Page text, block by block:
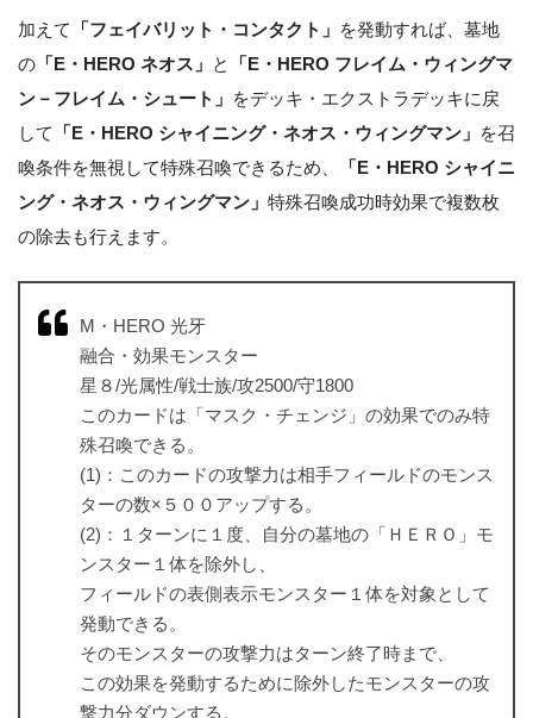
加えて 「フェイバリット・コンタクト」 を発動すれば、墓地
の 「E・HERO ネオス」 と
「E・HERO フレイム・ウィングマ
ン－フレイム・シュート」 をデッキ・エクストラデッキに戻
して
「E・HERO シャイニング・ネオス・ウィングマン」 を召
喚条件を無視して特殊召喚できるため、
「E・HERO シャイニ
ング・ネオス・ウィングマン」 特殊召喚成功時効果で複数枚
の除去も行えます。
M・HERO 光牙
融合・効果モンスター
星８/光属性/戦士族/攻2500/守1800
このカードは「マスク・チェンジ」の効果でのみ特
殊召喚できる。
(1)：このカードの攻撃力は相手フィールドのモンス
ターの数×５００アップする。
(2)：１ターンに１度、自分の墓地の「ＨＥＲＯ」モ
ンスター１体を除外し、
フィールドの表側表示モンスター１体を対象として
発動できる。
そのモンスターの攻撃力はターン終了時まで、
この効果を発動するために除外したモンスターの攻
撃力分ダウンする。